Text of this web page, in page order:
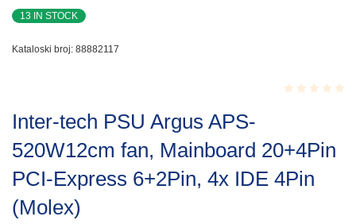
13 IN STOCK
Kataloski broj: 88882117
of
Inter-tech PSU Argus APS-
520W12cm fan, Mainboard 20+4Pin
PCI-Express 6+2Pin, 4x IDE 4Pin
(Molex)